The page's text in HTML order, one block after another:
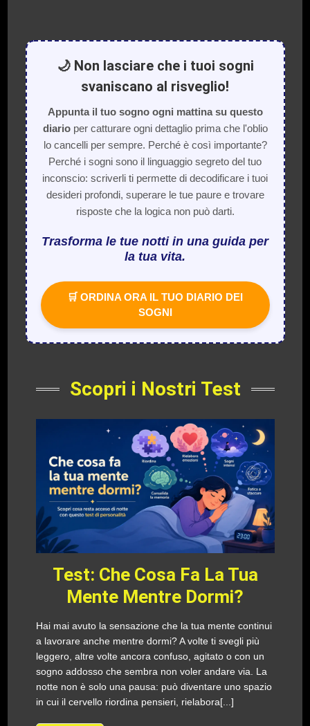
🌙 Non lasciare che i tuoi sogni
svaniscano al risveglio!
Appunta il tuo sogno ogni mattina su questo
diarioper catturare ogni dettaglio prima che l'oblio
lo cancelli per sempre. Perché è così importante?
Perché i sogni sono il linguaggio segreto del tuo
inconscio: scriverli ti permette di decodificare i tuoi
desideri profondi, superare le tue paure e trovare
risposte che la logica non può darti.
Trasforma le tue notti in una guida per
la tua vita.
🛒 ORDINA ORA IL TUO DIARIO DEI
SOGNI
Scopri i Nostri Test
Test: Che Cosa Fa La Tua
Mente Mentre Dormi?
Hai mai avuto la sensazione che la tua mente continui
a lavorare anche mentre dormi? A volte ti svegli più
leggero, altre volte ancora confuso, agitato o con un
sogno addosso che sembra non voler andare via. La
notte non è solo una pausa: può diventare uno spazio
in cui il cervello riordina pensieri, rielabora[...]